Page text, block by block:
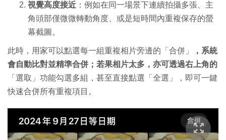
視覺高度接近 ：例如在同一場景下連續拍攝多張、主
角頭部僅微微轉動角度、或是短時間內重複保存的螢
幕截圖。
此時，用家可以點選每一組重複相片旁邊的「合併」
，系統
會自動比對並精準合併；若果相片太多，亦可透過右上角的
「選取」功能勾選多組，甚至直接點選「全選」，即可一鍵
快速合併所有重複項目。